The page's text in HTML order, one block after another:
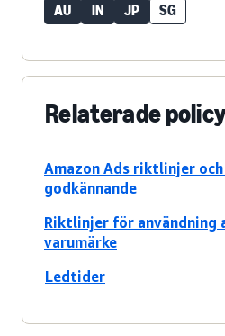
AU IN JP SG
Relaterade
Amazon Ads riktlinjer
godkännande
Riktlinjer för användning
varumärke
Ledtider